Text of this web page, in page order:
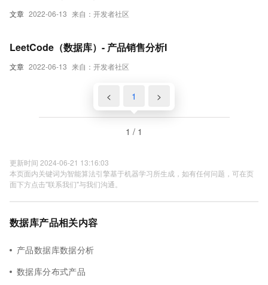
文章 2022-06-13 来自：开发者社区
文章 2022-06-13 来自：开发者社区
LeetCode（数据库）- 产品销售分析I
< 1 >
1 / 1
更新时间 2024-06-21 13:16:03
本页面内关键词为智能算法引擎基于机器学习所生成，如有任何问题，可在页
面下方点击"联系我们"与我们沟通。
数据库产品相关内容
产品数据库数据分析
数据库分布式产品